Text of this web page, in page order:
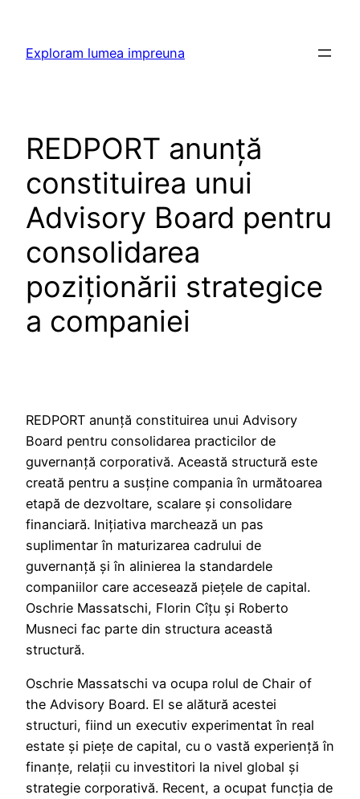
content
Exploram lumea impreuna
REDPORT anunță
constituirea unui
Advisory Board pentru
consolidarea
poziționării strategice
a companiei
REDPORT anunță constituirea unui Advisory
Board pentru consolidarea practicilor de
guvernanță corporativă. Această structură este
creată pentru a susține compania în următoarea
etapă de dezvoltare, scalare și consolidare
financiară. Inițiativa marchează un pas
suplimentar în maturizarea cadrului de
guvernanță și în alinierea la standardele
companiilor care accesează piețele de capital.
Oschrie Massatschi, Florin Cîțu și Roberto
Musneci fac parte din structura această
structură.
Oschrie Massatschi va ocupa rolul de Chair of
the Advisory Board. El se alătură acestei
structuri, fiind un executiv experimentat în real
estate și piețe de capital, cu o vastă experiență în
finanțe, relații cu investitori la nivel global și
strategie corporativă. Recent, a ocupat funcția de